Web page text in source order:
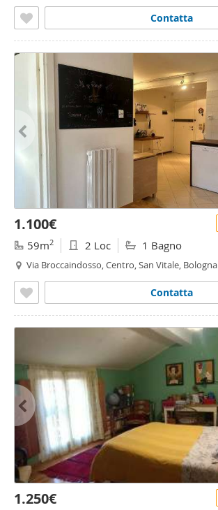
Contatta
1.100€
59m2 2 Loc 1 Bagno
Via Broccaindosso, Centro, San Vitale, Bologna
Contatta
1.250€